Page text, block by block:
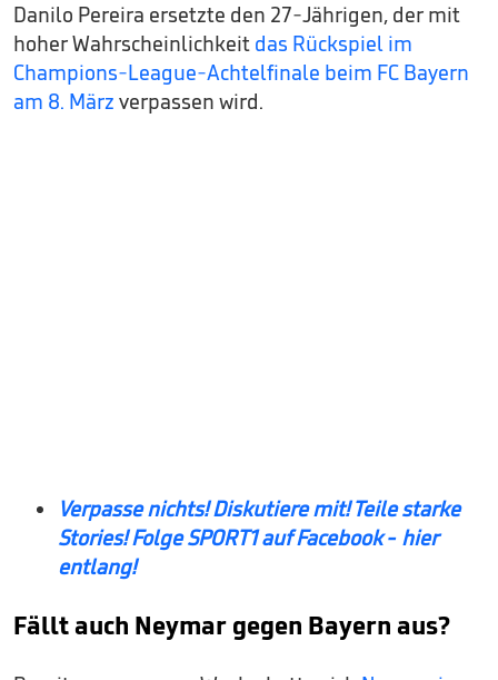
Danilo Pereira ersetzte den 27-Jährigen, der mit
hoher Wahrscheinlichkeit das Rückspiel im
Champions-League-Achtelfinale beim FC Bayern
am 8. März verpassen wird.
Verpasse nichts! Diskutiere mit! Teile starke
Stories! Folge SPORT1 auf Facebook - hier
entlang!
Fällt auch Neymar gegen Bayern aus?